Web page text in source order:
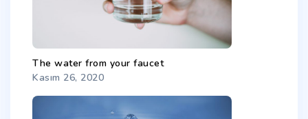
The water from your faucet
Kasım 26, 2020